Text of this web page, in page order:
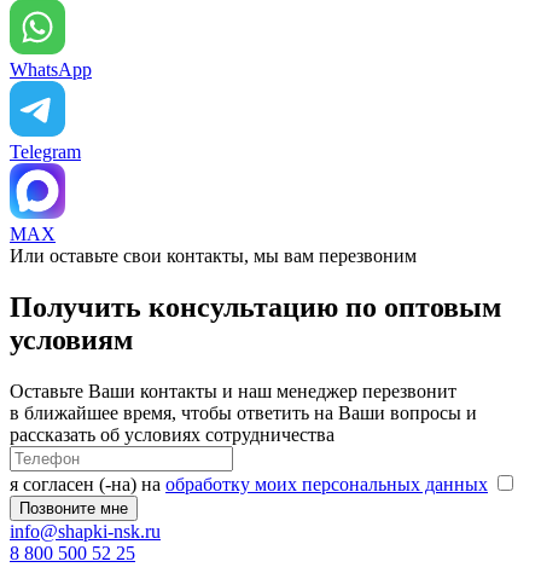
WhatsApp
Telegram
MAX
Или оставьте свои контакты, мы вам перезвоним
Получить консультацию по оптовым
условиям
Оставьте Ваши контакты и наш менеджер перезвонит
в ближайшее время, чтобы ответить на Ваши вопросы и
рассказать об условиях сотрудничества
я согласен (-на) на обработку моих персональных данных
info@shapki-nsk.ru
8 800 500 52 25